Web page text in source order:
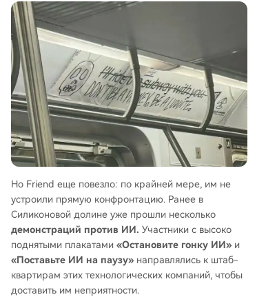
Но Friend еще повезло: по крайней мере, им не
устроили прямую конфронтацию. Ранее в
Силиконовой долине уже прошли несколько
демонстраций против ИИ. Участники с высоко
поднятыми плакатами «Остановите гонку ИИ» и
«Поставьте ИИ на паузу» направлялись к штаб-
квартирам этих технологических компаний, чтобы
доставить им неприятности.